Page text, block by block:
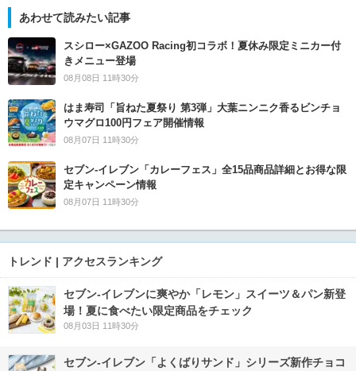
あわせて読みたい記事
スシロー×GAZOO Racing初コラボ！夏休み限定ミニカー付
きメニュー登場
08月08日 11時30分
はま寿司「旨ねた夏祭り 第3弾」大葉ニンニク香るビンチョ
ウマグロ100円フェア開催情報
08月07日 11時30分
セブン‐イレブン「カレーフェス」全15品商品詳細とお得な限
定キャンペーン情報
08月07日 11時30分
トレンド | アクセスランキング
セブン‐イレブンに爽やか「レモン」スイーツ＆パン新登
場！夏に食べたい限定商品をチェック
08月03日 11時30分
セブン‐イレブン「よくばりサンド」シリーズ新作チョコ